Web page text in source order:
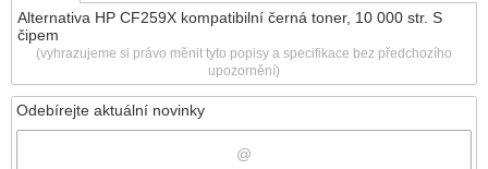
Odebírejte aktuální novinky
Alternativa HP CF259X kompatibilní černá toner, 10 000 str. S
čipem
(vyhrazujeme si právo měnit tyto popisy a specifikace bez předchozího
upozornění)